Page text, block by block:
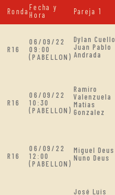
Ronda Fecha y
Hora
Pareja 1
R16
06/09/22
09:00
(PABELLON)
Dylan Cuello
Juan Pablo
Andrada
R16
06/09/22
10:30
(PABELLON)
Ramiro
Valenzuela
Matias
Gonzalez
R16
06/09/22
12:00
(PABELLON)
Miguel Deus
Nuno Deus
José Luis